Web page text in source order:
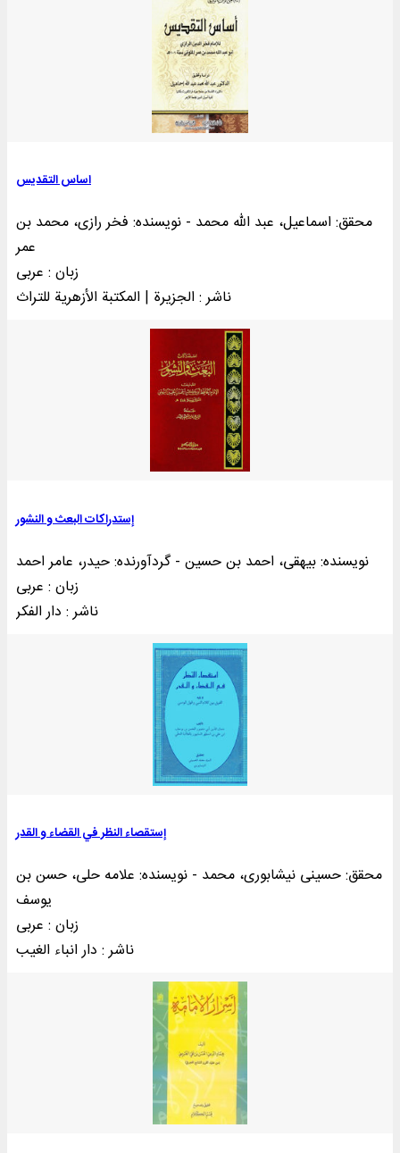
اساس التقدیس
محقق: اسماعیل، عبد الله محمد - نویسنده: فخر رازی، محمد بن
عمر
زبان : عربی
ناشر : الجزیرة | المکتبة الأزهرية للتراث
إستدراكات البعث و النشور
نویسنده: بیهقی، احمد بن حسین - گردآورنده: حیدر، عامر احمد
زبان : عربی
ناشر : دار الفکر
إستقصاء النظر في القضاء و القدر
محقق: حسینی نیشابوری، محمد - نویسنده: علامه حلی، حسن بن
یوسف
زبان : عربی
ناشر : دار انباء الغيب